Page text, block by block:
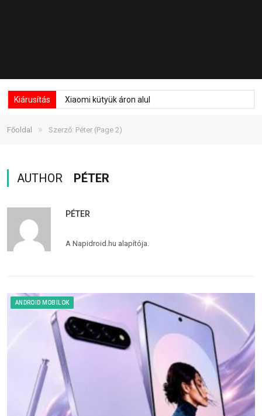
Kiárusítás Xiaomi kütyük áron alul
Főoldal » Szerző: Péter (Page 2)
AUTHOR PÉTER
PÉTER
A Napidroid.hu alapítója.
ANDROID MOBILOK